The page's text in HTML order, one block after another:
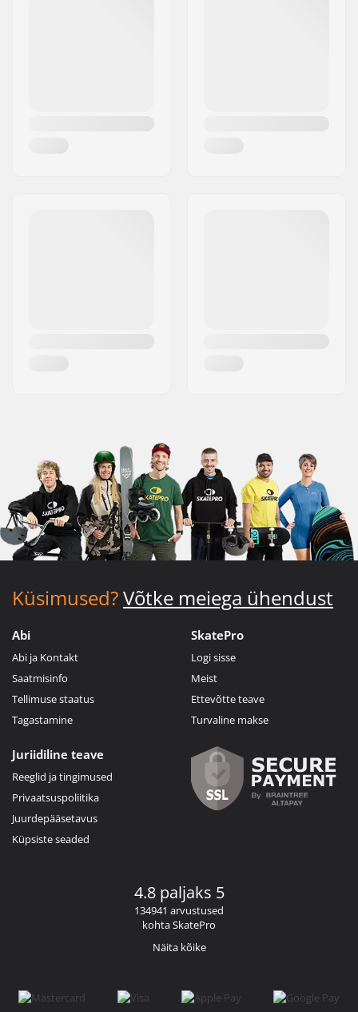
Küsimused?Võtke meiega ühendust
Abi
Abi ja Kontakt
Saatmisinfo
Tellimuse staatus
Tagastamine
SkatePro
Logi sisse
Meist
Ettevõtte teave
Turvaline makse
Juriidiline teave
Reeglid ja tingimused
Privaatsuspoliitika
Juurdepääsetavus
Küpsiste seaded
4.8 paljaks 5
134941 arvustused
kohta SkatePro
Näita kõike